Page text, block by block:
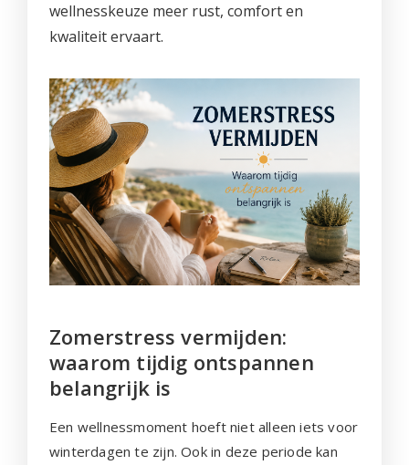
Prijslijst
wellnesskeuze meer rust, comfort en
kwaliteit ervaart.
Zomerstress vermijden:
waarom tijdig ontspannen
belangrijk is
Een wellnessmoment hoeft niet alleen iets voor
winterdagen te zijn. Ook in deze periode kan